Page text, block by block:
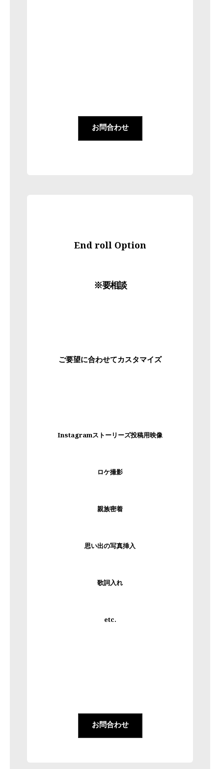
お問合わせ
End roll Option
※要相談
ご要望に合わせてカスタマイズ
Instagramストーリーズ投稿用映像
ロケ撮影
親族密着
思い出の写真挿入
歌詞入れ
etc.
お問合わせ